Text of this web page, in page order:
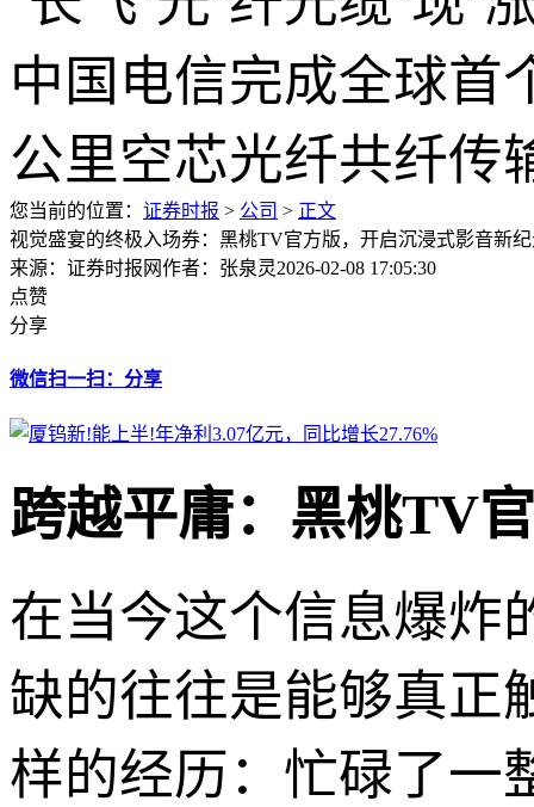
您当前的位置： 证券时报 > 公司 > 正文
视觉盛宴的终极入场券：黑桃TV官方版，开启沉浸式影音新
来源：证券时报网作者：张泉灵2026-02-08 17:05:30
点赞
分享
微信扫一扫：分享
跨越平庸：黑桃TV
在当今这个信息爆炸
缺的往往是能够真正
样的经历：忙碌了一